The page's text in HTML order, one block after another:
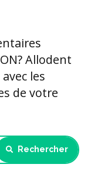
Allodent
les
de votre
Rechercher